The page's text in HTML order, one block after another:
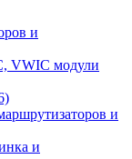
и
VWIC модули
и
и